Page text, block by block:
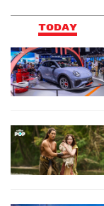
TODAY